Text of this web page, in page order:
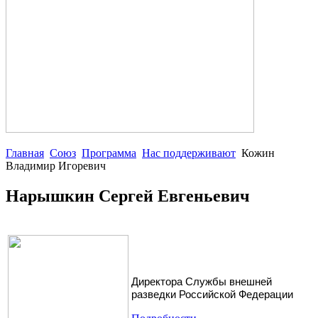
Главная Союз Программа Нас поддерживают Кожин
Владимир Игоревич
Нарышкин Сергей Евгеньевич
Директора Службы внешней
разведки Российской Федерации